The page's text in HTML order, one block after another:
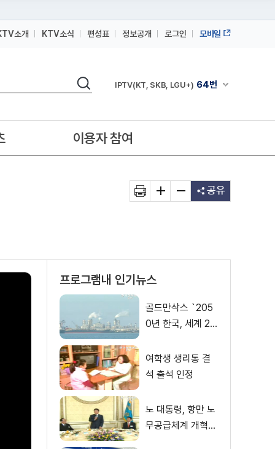
소개 KTV소식 편성표 정보공개 로그인 모바일
검색 채널안내 펼쳐
IPTV(KT, SKB, LGU+) 64번
IPTV(KT, SKB, LGU+)
이용자 참여
공유
프로그램내 인기뉴스
골드만삭스 `205
0년 한국, 세계 2
여학생 생리통 결
석 출석 인정
노 대통령, 항만 노
무공급체계 개혁